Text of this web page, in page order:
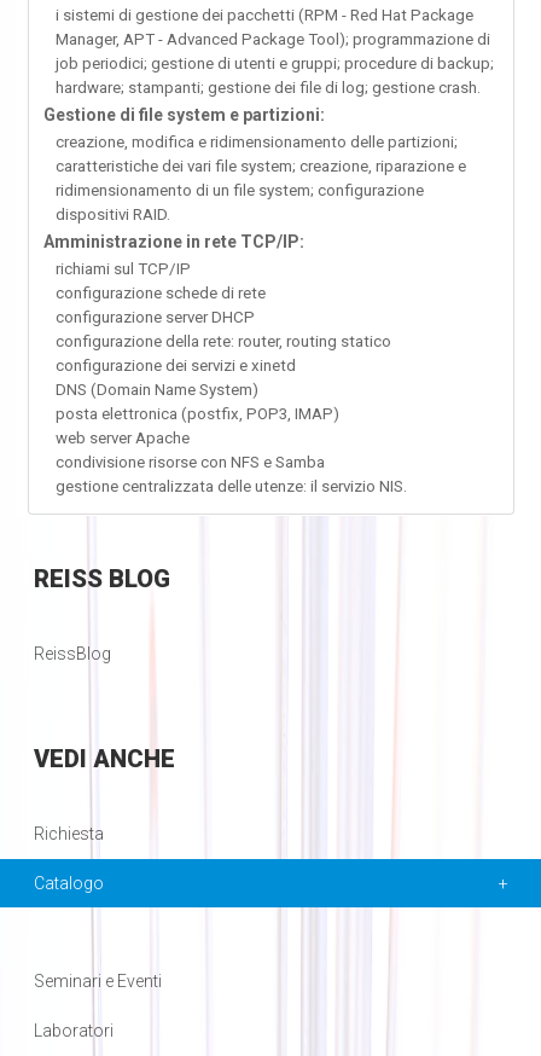
i sistemi di gestione dei pacchetti (RPM - Red Hat Package
Manager, APT - Advanced Package Tool); programmazione di
job periodici; gestione di utenti e gruppi; procedure di backup;
hardware; stampanti; gestione dei file di log; gestione crash.
Gestione di file system e partizioni:
creazione, modifica e ridimensionamento delle partizioni;
caratteristiche dei vari file system; creazione, riparazione e
ridimensionamento di un file system; configurazione
dispositivi RAID.
Amministrazione in rete TCP/IP:
richiami sul TCP/IP
configurazione schede di rete
configurazione server DHCP
configurazione della rete: router, routing statico
configurazione dei servizi e xinetd
DNS (Domain Name System)
posta elettronica (postfix, POP3, IMAP)
web server Apache
condivisione risorse con NFS e Samba
gestione centralizzata delle utenze: il servizio NIS.
REISSBLOG
ReissBlog
VEDI ANCHE
Richiesta
Catalogo
Seminari e Eventi
Laboratori